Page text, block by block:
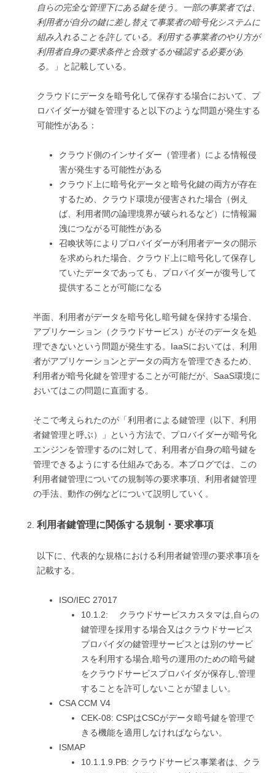
自らの完全な管理下にある鍵を使う。一部の事業者では、
利用者が自分の鍵に差し替えて事業者の暗号化システムに
組み入れることを許している。利用する事業者のやり方が
利用者自身の要求条件と合致するか確認する必要があ
る。
」と記載している。
クラウドにデータを暗号化して保存する場合において、プ
ロバイダーが鍵を管理すると以下のような問題が発生する
可能性がある：
クラウド側のインサイダー（管理者）による情報侵
害が発生する可能性がある
クラウド上に暗号化データと暗号化鍵の両方が存在
するため、クラウド環境が侵害された場合（例え
ば、利用者間の論理境界が破られるなど）に情報漏
洩につながる可能性がある
召喚状等によりプロバイダーが利用者データの開示
を求められた場合、クラウド上に暗号化して保存し
ていたデータであっても、プロバイダーが復号して
提供することが可能になる
半面、利用者がデータを暗号化し暗号鍵を保持する場合、
アプリケーション（クラウドサービス）がそのデータを処
理できないという問題が発生する。IaaSにおいては、利用
者がアプリケーションとデータの両方を管理できるため、
利用者が暗号化鍵を管理することが可能だが、SaaS環境に
おいてはこの問題に直面する。
そこで考えられたのが「利用者による鍵管理（以下、利用
者鍵管理と呼ぶ）」という方法で、プロバイダーが暗号化
エンジンを管理するのに対して、利用者が自身の暗号鍵を
管理できるようにする仕組みである。本ブログでは、この
利用者鍵管理についての規制等の要求事項、利用者鍵管理
の手法、動作の例などについて説明していく。
利用者鍵管理に関係する規制・要求事項
以下に、代表的な規格における利用者鍵管理の要求事項を
記載する。
ISO/IEC 27017
10.1.2: クラウドサービスカスタマは,自らの
鍵管理を採用する場合又はクラウドサービス
プロバイダの鍵管理サービスとは別のサービ
スを利用する場合,暗号の運用のための暗号鍵
をクラウドサービスプロバイダが保存し,管理
することを許可しないことが望ましい。
CSA CCM V4
CEK-08: CSPはCSCがデータ暗号鍵を管理で
きる機能を適用しなければならない。
ISMAP
10.1.1.9.PB: クラウドサービス事業者は、クラ